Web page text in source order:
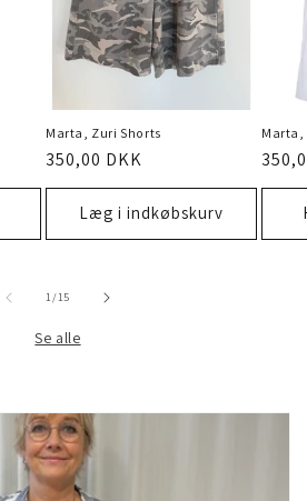
Marta, Zuri Shorts
Normalpris
350,00 DKK
Læg i indkøbskurv
Marta,
1/af
15
Se alle